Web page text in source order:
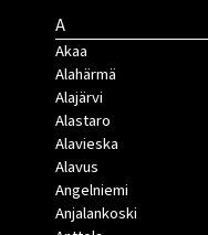
A
Akaa
Alahärmä
Alajärvi
Alastaro
Alavieska
Alavus
Angelniemi
Anjalankoski